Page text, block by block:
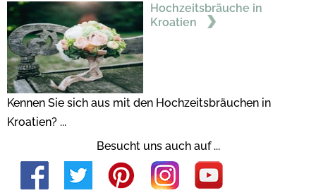
Hochzeitsbräuche in
Kroatien
Kennen Sie sich aus mit den Hochzeitsbräuchen in
Kroatien? ...
Besucht uns auch auf ...